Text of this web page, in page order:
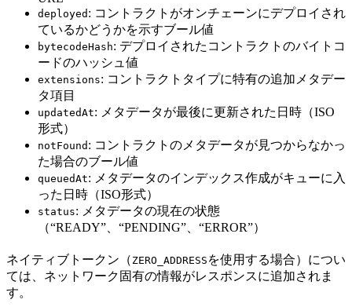
deployed : コントラクトがオンチェーンにデプロイされ
ているかどうかを示すブール値
bytecodeHash: デプロイされたコントラクトのバイトコ
ードのハッシュ値
extensions: コントラクトタイプに特有の追加メタデー
タ項目
updatedAt: メタデータが最後に更新された日時（ISO
形式）
notFound : コントラクトのメタデータが見つからなかっ
た場合のブール値
queuedAt: メタデータのインデックス作成がキューに入
った日時（ISO形式）
status: メタデータの現在の状態
（“READY”、“PENDING”、“ERROR”）
ネイティブトークン（ ZERO_ADDRESS を使用する場合）につい
ては、ネットワーク固有の情報がレスポンスに追加されま
す。